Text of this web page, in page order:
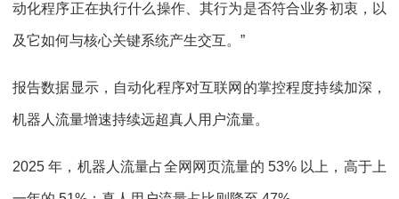
动化程序正在执行什么操作、其行为是否符合业务初衷，以
及它如何与核心关键系统产生交互。”
报告数据显示，自动化程序对互联网的掌控程度持续加深，
机器人流量增速持续远超真人用户流量。
2025 年，机器人流量占全网网页流量的 53% 以上，高于上